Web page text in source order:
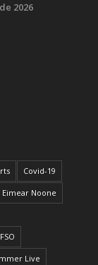
2026
Covid-19
Eimear Noone
FSO
Live